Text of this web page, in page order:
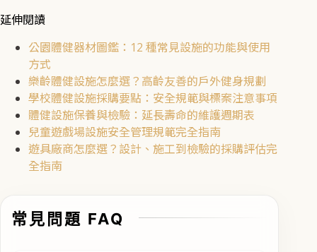
延伸閱讀
公園體健器材圖鑑：12 種常見設施的功能與使用
方式
樂齡體健設施怎麼選？高齡友善的戶外健身規劃
學校體健設施採購要點：安全規範與標案注意事項
體健設施保養與檢驗：延長壽命的維護週期表
兒童遊戲場設施安全管理規範完全指南
遊具廠商怎麼選？設計、施工到檢驗的採購評估完
全指南
常見問題 FAQ